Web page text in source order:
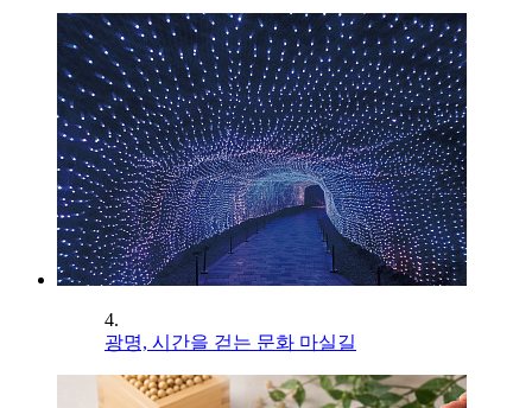
4.
광명, 시간을 걷는 문화 마실길